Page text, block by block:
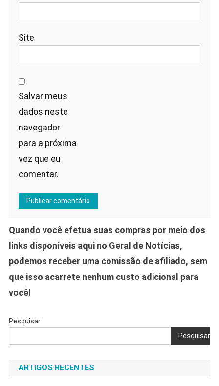
Site
Salvar meus
dados neste
navegador
para a próxima
vez que eu
comentar.
Quando você efetua suas compras por meio dos
links disponíveis aqui no Geral de Notícias,
podemos receber uma comissão de afiliado, sem
que isso acarrete nenhum custo adicional para
você!
Pesquisar
Pesquisar
ARTIGOS RECENTES